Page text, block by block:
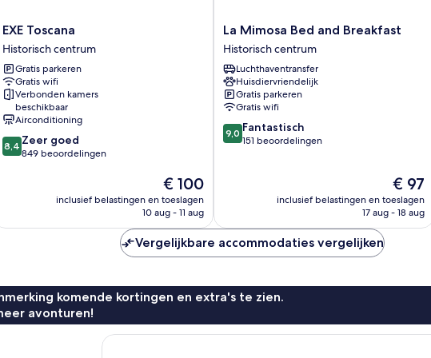
EXE
Toscana
Historisch
centrum
EXE Toscana
Historisch centrum
Gratis parkeren
Gratis wifi
Verbonden kamers
beschikbaar
Airconditioning
8.4
van
beoordelingen
8,4 Zeer goed
849 beoordelingen
De
prijs
is
€ 100
inclusief belastingen en toeslagen
10 aug - 11 aug
La
Mimosa
Bed
and
Breakfast
Historisch
centrum
La Mimosa Bed and Breakfast
Historisch centrum
Luchthaventransfer
Huisdiervriendelijk
Gratis parkeren
Gratis wifi
9.0
van
beoordelingen
9,0 Fantastisch
151 beoordelingen
De
prijs
is
€ 97
inclusief belastingen en toeslagen
17 aug - 18 aug
Vergelijkbare accommodaties vergelijken
komende kortingen en extra's te zien.
avonturen!